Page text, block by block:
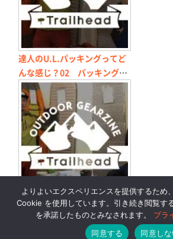
達人のU.L.パッキングってど
んな感じ？02 パッキングの
極意はスタッフサックの使い
方にあり
達人のU.L.パッキングってど
んな感じ？04 シューズ選び
のポイント＆緩みにくい靴ひ
よりよいエクスペリエンスを提供するため
Cookie を使用しています。引き続き閲覧す
を承諾したものとみなされます。 プラ
同意する
同意し